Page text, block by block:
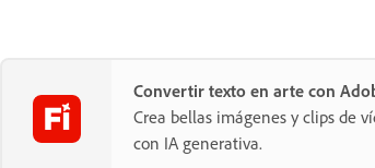
Convertir texto en arte con
Crea bellas imágenes y clips de
con IA generativa.